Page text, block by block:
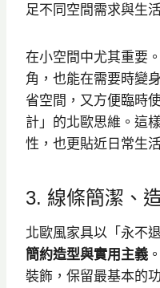
足不同空間需求與生
在小空間中尤其重要
角，也能在需要時變
省空間，又方便臨時
計」的北歐思維。這
性，也更貼近日常生
3. 線條簡潔、
北歐風家具以「永不
簡約造型與實用主義
裝飾，保留最基本的